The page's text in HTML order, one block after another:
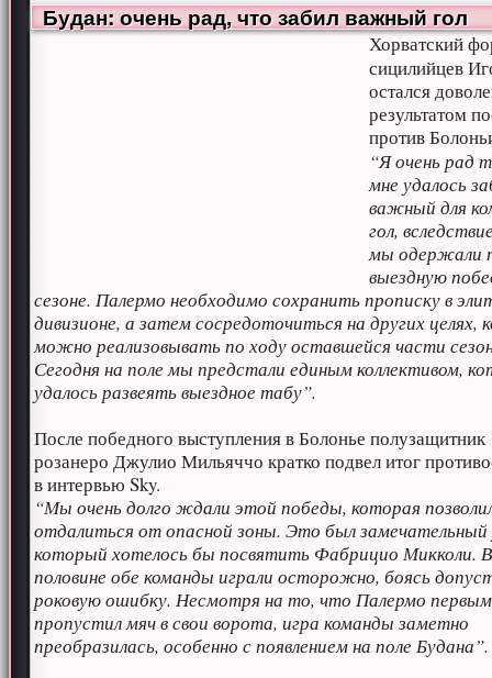
Будан: очень рад, что забил важный гол
Хорватский
сицилийцев
остался
результатом
против
“Я очень рад
мне удалось
важный для
гол,
мы одержали
выездную
сезоне. Палермо необходимо сохранить прописку в
дивизионе, а затем сосредоточиться на других целях,
можно реализовывать по ходу оставшейся части
Сегодня на поле мы предстали единым коллективом,
удалось развеять выездное табу”.
После победного выступления в Болонье полузащитник
розанеро Джулио Мильяччо кратко подвел итог
в интервью Sky.
“Мы очень долго ждали этой победы, которая
отдалиться от опасной зоны. Это был замечательный
который хотелось бы посвятить Фабрицио Микколи.
половине обе команды играли осторожно, боясь
роковую ошибку. Несмотря на то, что Палермо первым
пропустил мяч в свои ворота, игра команды заметно
преобразилась, особенно с появлением на поле Будана”.